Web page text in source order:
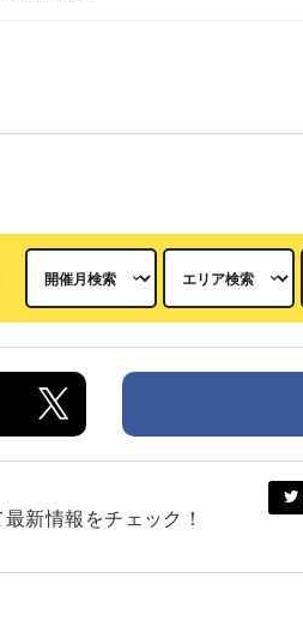
新情報をチェック！